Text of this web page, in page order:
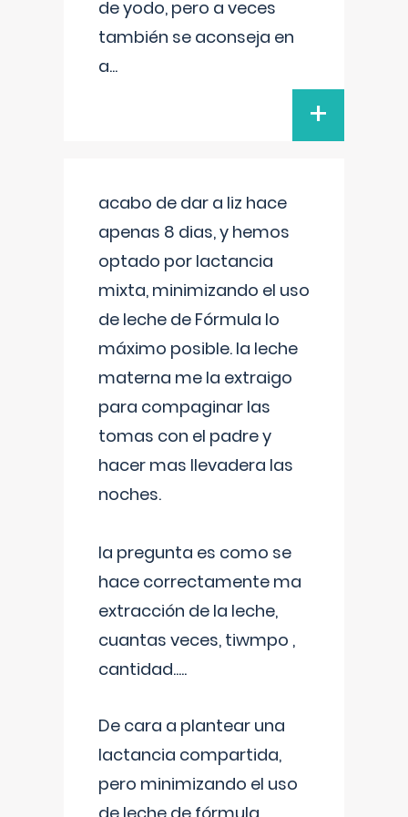
de yodo, pero a veces
también se aconseja en
a...
+
acabo de dar a liz hace
apenas 8 dias, y hemos
optado por lactancia
mixta, minimizando el uso
de leche de Fórmula lo
máximo posible. la leche
materna me la extraigo
para compaginar las
tomas con el padre y
hacer mas llevadera las
noches.
la pregunta es como se
hace correctamente ma
extracción de la leche,
cuantas veces, tiwmpo ,
cantidad.....
De cara a plantear una
lactancia compartida,
pero minimizando el uso